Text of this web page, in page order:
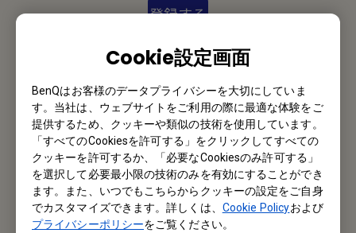
Cookie設定画面
BenQはお客様のデータプライバシーを大切にしていま
す。当社は、ウェブサイトをご利用の際に最適な体験をご
提供するため、クッキーや類似の技術を使用しています。
「すべてのCookiesを許可する」をクリックしてすべての
クッキーを許可するか、「必要なCookiesのみ許可する」
を選択して必要最小限の技術のみを有効にすることができ
ます。また、いつでもこちらからクッキーの設定をご自身
でカスタマイズできます。詳しくは、 Cookie Policyおよび
プライバシーポリシーをご覧ください。
登録する
オフィス所在地
ベンキュー ジャパン株式会社
東京都千代田区内神田1丁目14-5 NK内神田ビル8階
Tel: +81-3-5280-9880
Fax: +81-3-5280-9881